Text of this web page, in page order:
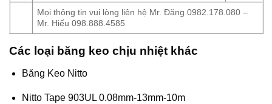
Mọi thông tin vui lòng liên hệ Mr. Đăng 0982.178.080 –
Mr. Hiếu 098.888.4585
Các loại băng keo chịu nhiệt khác
Băng Keo Nitto
Nitto Tape 903UL 0.08mm-13mm-10m